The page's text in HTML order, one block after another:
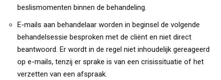
beslismomenten binnen de behandeling.
E-mails aan behandelaar worden in beginsel de volgende
behandelsessie besproken met de cliënt en niet direct
beantwoord. Er wordt in de regel niet inhoudelijk gereageerd
op e-mails, tenzij er sprake is van een crisissituatie of het
verzetten van een afspraak.